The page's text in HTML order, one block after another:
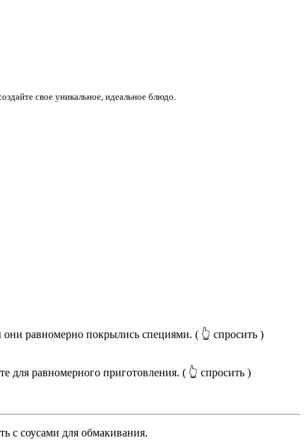
свое уникальное, идеальное блюдо.
они равномерно покрылись специями. ( 👆 спросить )
для равномерного приготовления. ( 👆 спросить )
с соусами для обмакивания.